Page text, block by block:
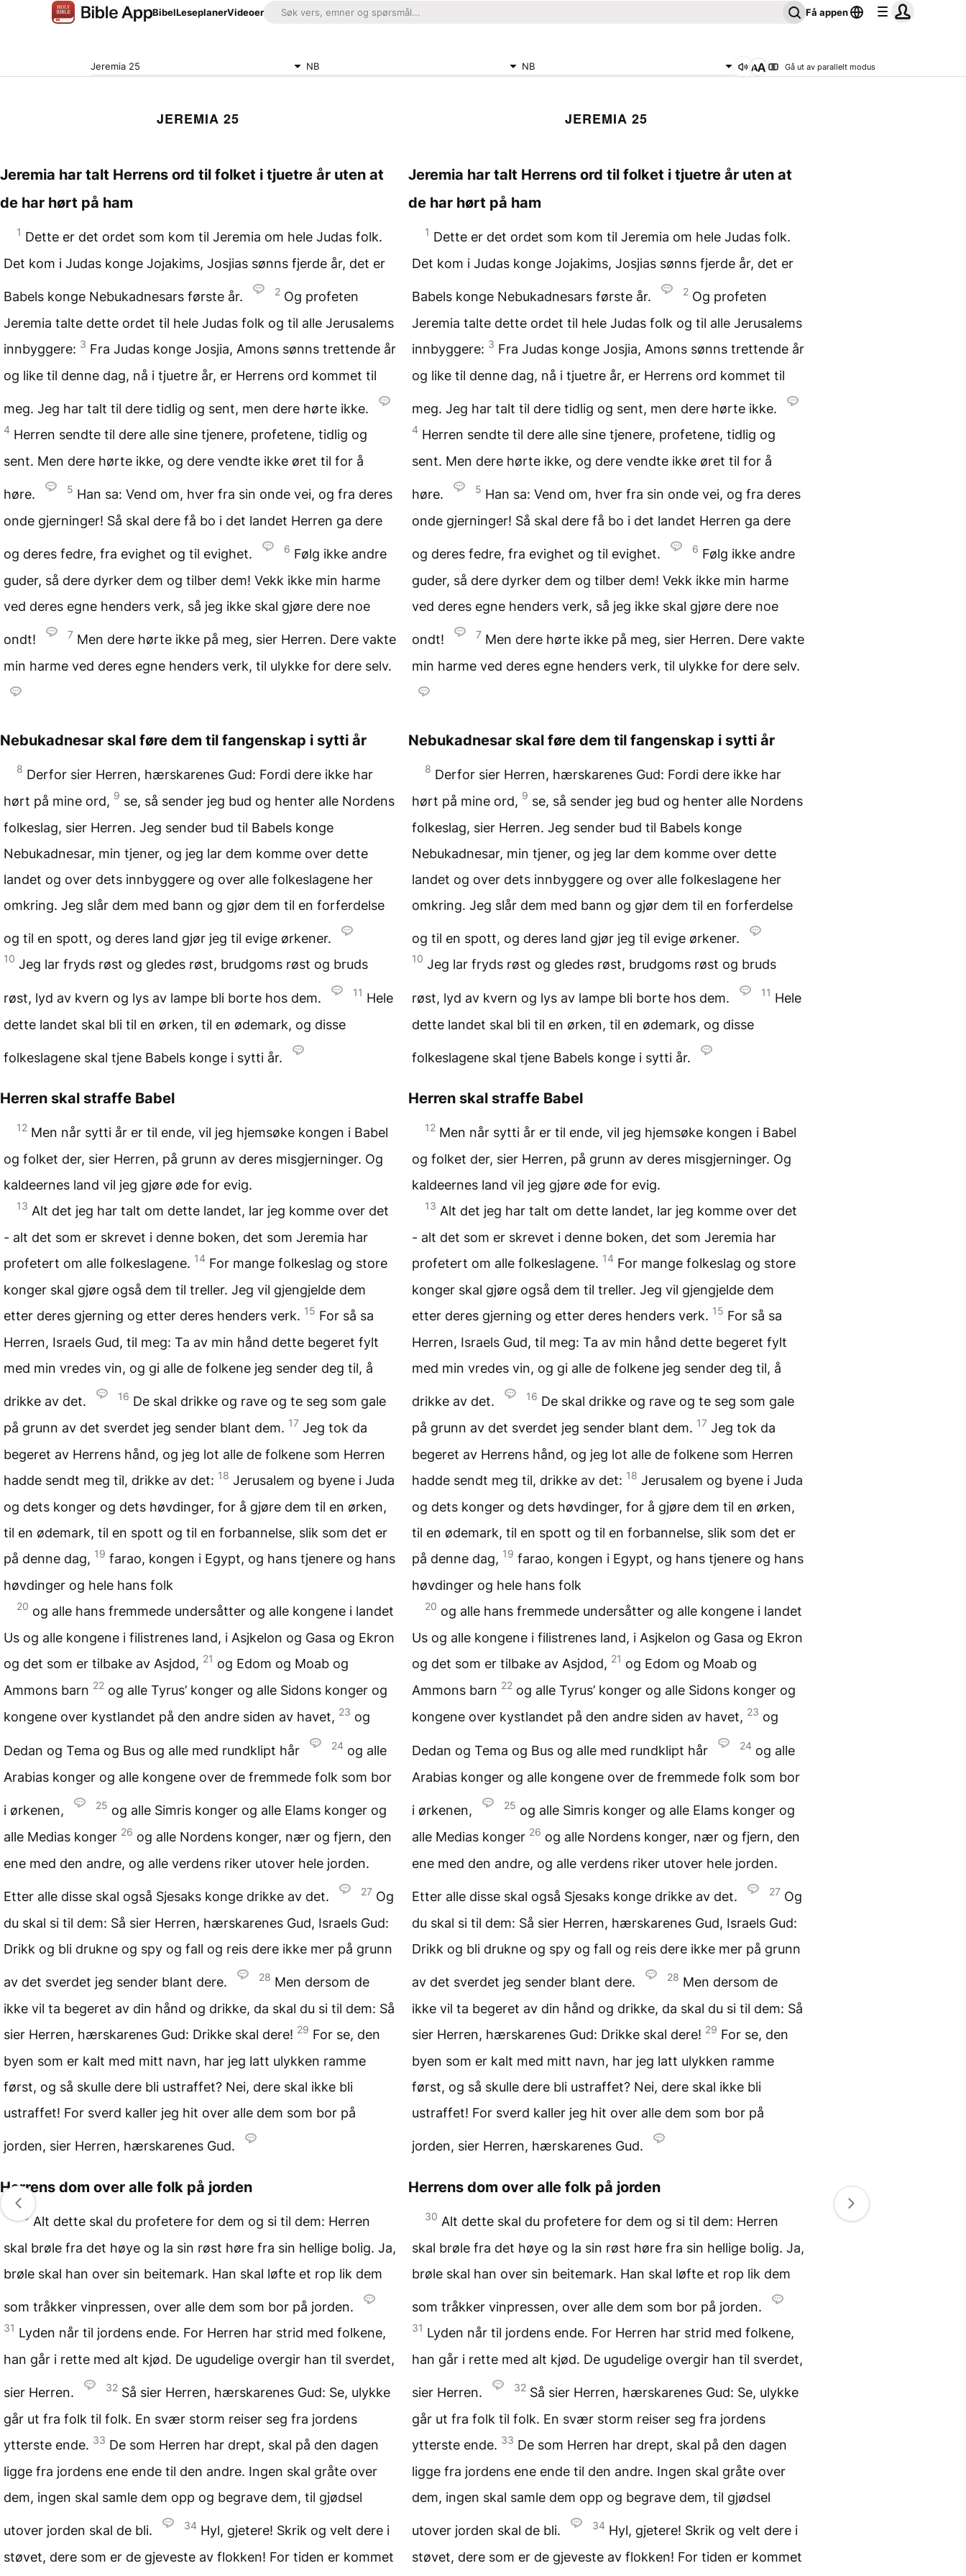
BibelLeseplanerVideoer Få appen
Jeremia 25 NB NB Gå ut av parallelt modus
JEREMIA 25
Jeremia har talt Herrens ord til folket i tjuetre år uten at
de har hørt på ham
1 Dette er det ordet som kom til Jeremia om hele Judas folk.
Det kom i Judas konge Jojakims, Josjias sønns fjerde år, det er
Babels konge Nebukadnesars første år. 2 Og profeten
Jeremia talte dette ordet til hele Judas folk og til alle Jerusalems
innbyggere: 3 Fra Judas konge Josjia, Amons sønns trettende år
og like til denne dag, nå i tjuetre år, er Herrens ord kommet til
meg. Jeg har talt til dere tidlig og sent, men dere hørte ikke.
4 Herren sendte til dere alle sine tjenere, profetene, tidlig og
sent. Men dere hørte ikke, og dere vendte ikke øret til for å
høre. 5 Han sa: Vend om, hver fra sin onde vei, og fra deres
onde gjerninger! Så skal dere få bo i det landet Herren ga dere
og deres fedre, fra evighet og til evighet. 6 Følg ikke andre
guder, så dere dyrker dem og tilber dem! Vekk ikke min harme
ved deres egne henders verk, så jeg ikke skal gjøre dere noe
ondt! 7 Men dere hørte ikke på meg, sier Herren. Dere vakte
min harme ved deres egne henders verk, til ulykke for dere selv.
Nebukadnesar skal føre dem til fangenskap i sytti år
8 Derfor sier Herren, hærskarenes Gud: Fordi dere ikke har
hørt på mine ord, 9 se, så sender jeg bud og henter alle Nordens
folkeslag, sier Herren. Jeg sender bud til Babels konge
Nebukadnesar, min tjener, og jeg lar dem komme over dette
landet og over dets innbyggere og over alle folkeslagene her
omkring. Jeg slår dem med bann og gjør dem til en forferdelse
og til en spott, og deres land gjør jeg til evige ørkener.
10 Jeg lar fryds røst og gledes røst, brudgoms røst og bruds
røst, lyd av kvern og lys av lampe bli borte hos dem. 11 Hele
dette landet skal bli til en ørken, til en ødemark, og disse
folkeslagene skal tjene Babels konge i sytti år.
Herren skal straffe Babel
12 Men når sytti år er til ende, vil jeg hjemsøke kongen i Babel
og folket der, sier Herren, på grunn av deres misgjerninger. Og
kaldeernes land vil jeg gjøre øde for evig.
13 Alt det jeg har talt om dette landet, lar jeg komme over det
- alt det som er skrevet i denne boken, det som Jeremia har
profetert om alle folkeslagene. 14 For mange folkeslag og store
konger skal gjøre også dem til treller. Jeg vil gjengjelde dem
etter deres gjerning og etter deres henders verk. 15 For så sa
Herren, Israels Gud, til meg: Ta av min hånd dette begeret fylt
med min vredes vin, og gi alle de folkene jeg sender deg til, å
drikke av det. 16 De skal drikke og rave og te seg som gale
på grunn av det sverdet jeg sender blant dem. 17 Jeg tok da
begeret av Herrens hånd, og jeg lot alle de folkene som Herren
hadde sendt meg til, drikke av det: 18 Jerusalem og byene i Juda
og dets konger og dets høvdinger, for å gjøre dem til en ørken,
til en ødemark, til en spott og til en forbannelse, slik som det er
på denne dag, 19 farao, kongen i Egypt, og hans tjenere og hans
høvdinger og hele hans folk
20 og alle hans fremmede undersåtter og alle kongene i landet
Us og alle kongene i filistrenes land, i Asjkelon og Gasa og Ekron
og det som er tilbake av Asjdod, 21 og Edom og Moab og
Ammons barn 22 og alle Tyrus’ konger og alle Sidons konger og
kongene over kystlandet på den andre siden av havet, 23 og
Dedan og Tema og Bus og alle med rundklipt hår 24 og alle
Arabias konger og alle kongene over de fremmede folk som bor
i ørkenen, 25 og alle Simris konger og alle Elams konger og
alle Medias konger 26 og alle Nordens konger, nær og fjern, den
ene med den andre, og alle verdens riker utover hele jorden.
Etter alle disse skal også Sjesaks konge drikke av det. 27 Og
du skal si til dem: Så sier Herren, hærskarenes Gud, Israels Gud:
Drikk og bli drukne og spy og fall og reis dere ikke mer på grunn
av det sverdet jeg sender blant dere. 28 Men dersom de
ikke vil ta begeret av din hånd og drikke, da skal du si til dem: Så
sier Herren, hærskarenes Gud: Drikke skal dere! 29 For se, den
byen som er kalt med mitt navn, har jeg latt ulykken ramme
først, og så skulle dere bli ustraffet? Nei, dere skal ikke bli
ustraffet! For sverd kaller jeg hit over alle dem som bor på
jorden, sier Herren, hærskarenes Gud.
Herrens dom over alle folk på jorden
30 Alt dette skal du profetere for dem og si til dem: Herren
skal brøle fra det høye og la sin røst høre fra sin hellige bolig. Ja,
brøle skal han over sin beitemark. Han skal løfte et rop lik dem
som tråkker vinpressen, over alle dem som bor på jorden.
31 Lyden når til jordens ende. For Herren har strid med folkene,
han går i rette med alt kjød. De ugudelige overgir han til sverdet,
sier Herren. 32 Så sier Herren, hærskarenes Gud: Se, ulykke
går ut fra folk til folk. En svær storm reiser seg fra jordens
ytterste ende. 33 De som Herren har drept, skal på den dagen
ligge fra jordens ene ende til den andre. Ingen skal gråte over
dem, ingen skal samle dem opp og begrave dem, til gjødsel
utover jorden skal de bli. 34 Hyl, gjetere! Skrik og velt dere i
støvet, dere som er de gjeveste av flokken! For tiden er kommet
JEREMIA 25
Jeremia har talt Herrens ord til folket i tjuetre år uten at
de har hørt på ham
1 Dette er det ordet som kom til Jeremia om hele Judas folk.
Det kom i Judas konge Jojakims, Josjias sønns fjerde år, det er
Babels konge Nebukadnesars første år. 2 Og profeten
Jeremia talte dette ordet til hele Judas folk og til alle Jerusalems
innbyggere: 3 Fra Judas konge Josjia, Amons sønns trettende år
og like til denne dag, nå i tjuetre år, er Herrens ord kommet til
meg. Jeg har talt til dere tidlig og sent, men dere hørte ikke.
4 Herren sendte til dere alle sine tjenere, profetene, tidlig og
sent. Men dere hørte ikke, og dere vendte ikke øret til for å
høre. 5 Han sa: Vend om, hver fra sin onde vei, og fra deres
onde gjerninger! Så skal dere få bo i det landet Herren ga dere
og deres fedre, fra evighet og til evighet. 6 Følg ikke andre
guder, så dere dyrker dem og tilber dem! Vekk ikke min harme
ved deres egne henders verk, så jeg ikke skal gjøre dere noe
ondt! 7 Men dere hørte ikke på meg, sier Herren. Dere vakte
min harme ved deres egne henders verk, til ulykke for dere selv.
Nebukadnesar skal føre dem til fangenskap i sytti år
8 Derfor sier Herren, hærskarenes Gud: Fordi dere ikke har
hørt på mine ord, 9 se, så sender jeg bud og henter alle Nordens
folkeslag, sier Herren. Jeg sender bud til Babels konge
Nebukadnesar, min tjener, og jeg lar dem komme over dette
landet og over dets innbyggere og over alle folkeslagene her
omkring. Jeg slår dem med bann og gjør dem til en forferdelse
og til en spott, og deres land gjør jeg til evige ørkener.
10 Jeg lar fryds røst og gledes røst, brudgoms røst og bruds
røst, lyd av kvern og lys av lampe bli borte hos dem. 11 Hele
dette landet skal bli til en ørken, til en ødemark, og disse
folkeslagene skal tjene Babels konge i sytti år.
Herren skal straffe Babel
12 Men når sytti år er til ende, vil jeg hjemsøke kongen i Babel
og folket der, sier Herren, på grunn av deres misgjerninger. Og
kaldeernes land vil jeg gjøre øde for evig.
13 Alt det jeg har talt om dette landet, lar jeg komme over det
- alt det som er skrevet i denne boken, det som Jeremia har
profetert om alle folkeslagene. 14 For mange folkeslag og store
konger skal gjøre også dem til treller. Jeg vil gjengjelde dem
etter deres gjerning og etter deres henders verk. 15 For så sa
Herren, Israels Gud, til meg: Ta av min hånd dette begeret fylt
med min vredes vin, og gi alle de folkene jeg sender deg til, å
drikke av det. 16 De skal drikke og rave og te seg som gale
på grunn av det sverdet jeg sender blant dem. 17 Jeg tok da
begeret av Herrens hånd, og jeg lot alle de folkene som Herren
hadde sendt meg til, drikke av det: 18 Jerusalem og byene i Juda
og dets konger og dets høvdinger, for å gjøre dem til en ørken,
til en ødemark, til en spott og til en forbannelse, slik som det er
på denne dag, 19 farao, kongen i Egypt, og hans tjenere og hans
høvdinger og hele hans folk
20 og alle hans fremmede undersåtter og alle kongene i landet
Us og alle kongene i filistrenes land, i Asjkelon og Gasa og Ekron
og det som er tilbake av Asjdod, 21 og Edom og Moab og
Ammons barn 22 og alle Tyrus’ konger og alle Sidons konger og
kongene over kystlandet på den andre siden av havet, 23 og
Dedan og Tema og Bus og alle med rundklipt hår 24 og alle
Arabias konger og alle kongene over de fremmede folk som bor
i ørkenen, 25 og alle Simris konger og alle Elams konger og
alle Medias konger 26 og alle Nordens konger, nær og fjern, den
ene med den andre, og alle verdens riker utover hele jorden.
Etter alle disse skal også Sjesaks konge drikke av det. 27 Og
du skal si til dem: Så sier Herren, hærskarenes Gud, Israels Gud:
Drikk og bli drukne og spy og fall og reis dere ikke mer på grunn
av det sverdet jeg sender blant dere. 28 Men dersom de
ikke vil ta begeret av din hånd og drikke, da skal du si til dem: Så
sier Herren, hærskarenes Gud: Drikke skal dere! 29 For se, den
byen som er kalt med mitt navn, har jeg latt ulykken ramme
først, og så skulle dere bli ustraffet? Nei, dere skal ikke bli
ustraffet! For sverd kaller jeg hit over alle dem som bor på
jorden, sier Herren, hærskarenes Gud.
Herrens dom over alle folk på jorden
30 Alt dette skal du profetere for dem og si til dem: Herren
skal brøle fra det høye og la sin røst høre fra sin hellige bolig. Ja,
brøle skal han over sin beitemark. Han skal løfte et rop lik dem
som tråkker vinpressen, over alle dem som bor på jorden.
31 Lyden når til jordens ende. For Herren har strid med folkene,
han går i rette med alt kjød. De ugudelige overgir han til sverdet,
sier Herren. 32 Så sier Herren, hærskarenes Gud: Se, ulykke
går ut fra folk til folk. En svær storm reiser seg fra jordens
ytterste ende. 33 De som Herren har drept, skal på den dagen
ligge fra jordens ene ende til den andre. Ingen skal gråte over
dem, ingen skal samle dem opp og begrave dem, til gjødsel
utover jorden skal de bli. 34 Hyl, gjetere! Skrik og velt dere i
støvet, dere som er de gjeveste av flokken! For tiden er kommet